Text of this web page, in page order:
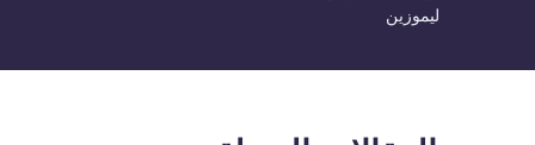
ليموزين